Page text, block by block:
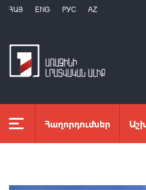
ՀԱՅ ENG РУС AZ
Հաղորդումներ